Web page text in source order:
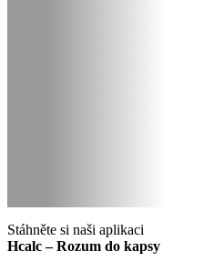
Stáhněte si naši aplikaci
Hcalc – Rozum do kapsy